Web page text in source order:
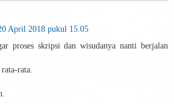
April 2018 pukul 15.05
proses skripsi dan wisudanya nanti berjalan
rata.